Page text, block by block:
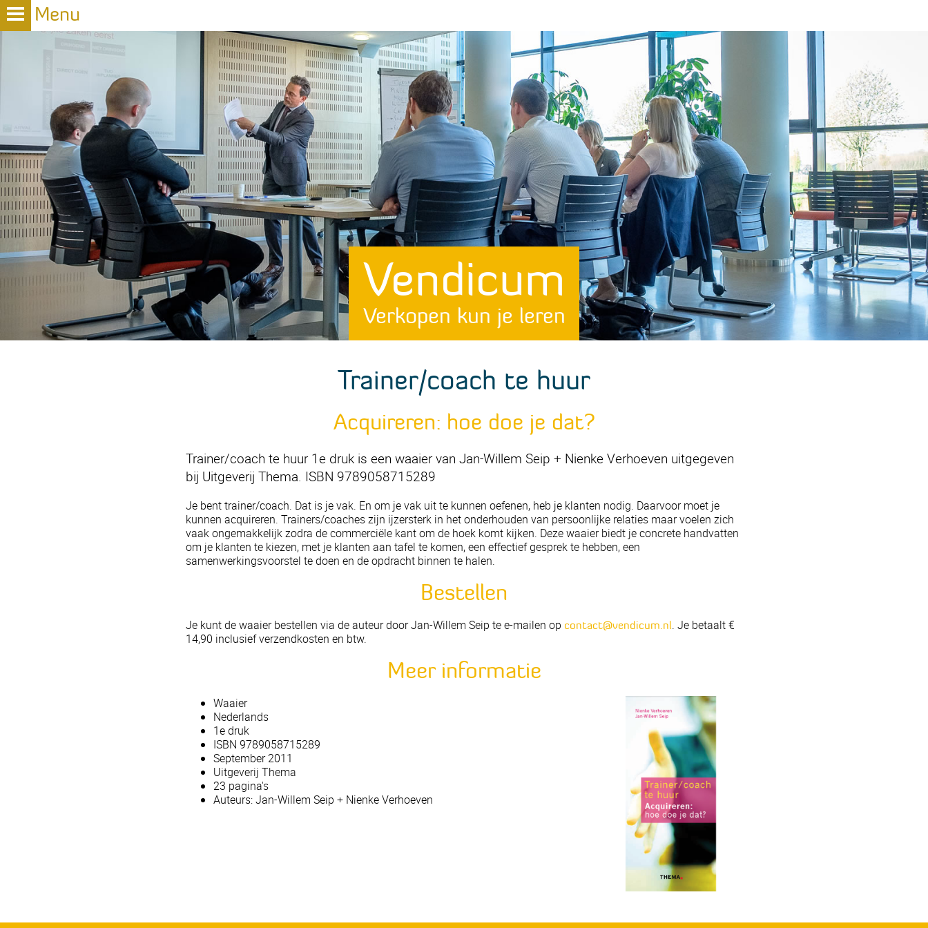
Vendicum
Verkopen kun je leren
Trainer/coach te huur
Acquireren: hoe doe je dat?
Trainer/coach te huur 1e druk is een waaier van Jan-Willem Seip + Nienke Verhoeven uitgegeven
bij Uitgeverij Thema. ISBN 9789058715289
Je bent trainer/coach. Dat is je vak. En om je vak uit te kunnen oefenen, heb je klanten nodig. Daarvoor moet je
kunnen acquireren. Trainers/coaches zijn ijzersterk in het onderhouden van persoonlijke relaties maar voelen zich
vaak ongemakkelijk zodra de commerciële kant om de hoek komt kijken. Deze waaier biedt je concrete handvatten
om je klanten te kiezen, met je klanten aan tafel te komen, een effectief gesprek te hebben, een
samenwerkingsvoorstel te doen en de opdracht binnen te halen.
Bestellen
Je kunt de waaier bestellen via de auteur door Jan-Willem Seip te e-mailen op contact@vendicum.nl. Je betaalt €
14,90 inclusief verzendkosten en btw.
Meer informatie
Waaier
Nederlands
1e druk
ISBN 9789058715289
September 2011
Uitgeverij Thema
23 pagina's
Auteurs: Jan-Willem Seip + Nienke Verhoeven